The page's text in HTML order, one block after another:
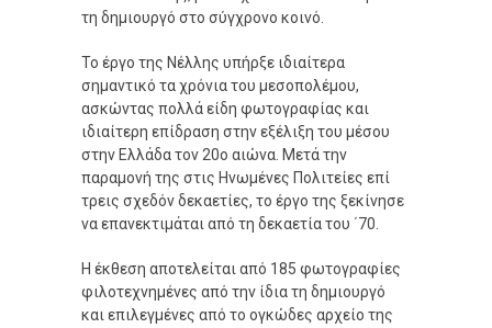
τη δημιουργό στο σύγχρονο κοινό.
Το έργο της Νέλλης υπήρξε ιδιαίτερα
σημαντικό τα χρόνια του μεσοπολέμου,
ασκώντας πολλά είδη φωτογραφίας και
ιδιαίτερη επίδραση στην εξέλιξη του μέσου
στην Ελλάδα τον 20ο αιώνα. Μετά την
παραμονή της στις Ηνωμένες Πολιτείες επί
τρεις σχεδόν δεκαετίες, το έργο της ξεκίνησε
να επανεκτιμάται από τη δεκαετία του ΄70.
Η έκθεση αποτελείται από 185 φωτογραφίες
φιλοτεχνημένες από την ίδια τη δημιουργό
και επιλεγμένες από το ογκώδες αρχείο της